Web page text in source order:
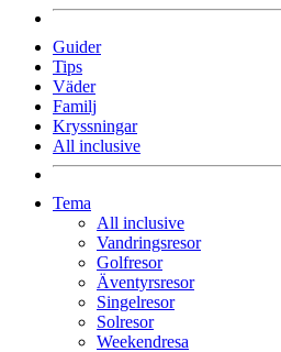
Guider
Tips
Väder
Familj
Kryssningar
All inclusive
Tema
All inclusive
Vandringsresor
Golfresor
Äventyrsresor
Singelresor
Solresor
Weekendresa